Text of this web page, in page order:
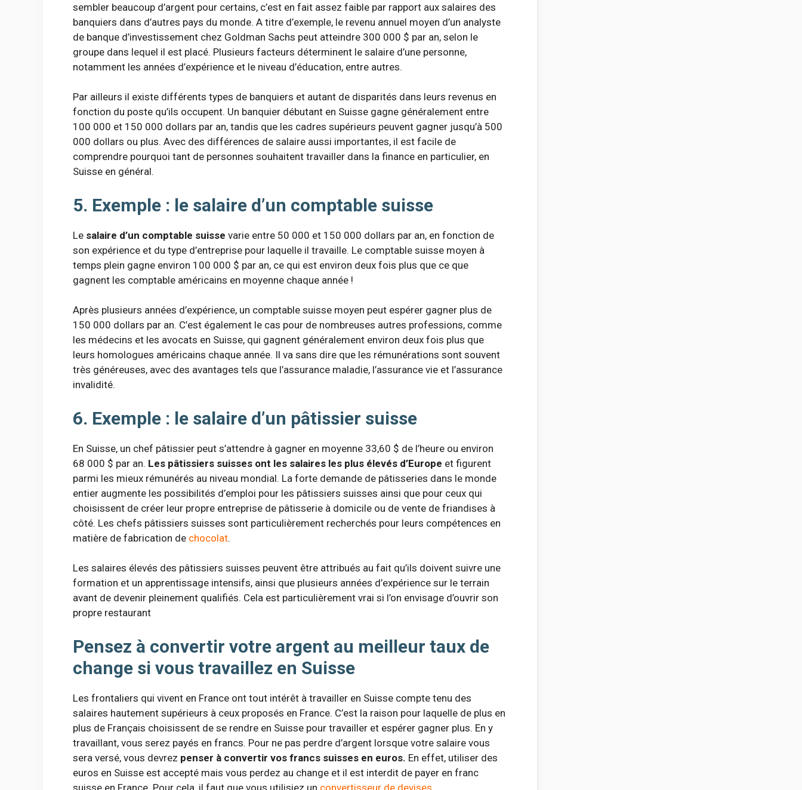
sembler beaucoup d’argent pour certains, c’est en fait assez faible par rapport aux salaires des
banquiers dans d’autres pays du monde. A titre d’exemple, le revenu annuel moyen d’un analyste
de banque d’investissement chez Goldman Sachs peut atteindre 300 000 $ par an, selon le
groupe dans lequel il est placé. Plusieurs facteurs déterminent le salaire d’une personne,
notamment les années d’expérience et le niveau d’éducation, entre autres.
Par ailleurs il existe différents types de banquiers et autant de disparités dans leurs revenus en
fonction du poste qu’ils occupent. Un banquier débutant en Suisse gagne généralement entre
100 000 et 150 000 dollars par an, tandis que les cadres supérieurs peuvent gagner jusqu’à 500
000 dollars ou plus. Avec des différences de salaire aussi importantes, il est facile de
comprendre pourquoi tant de personnes souhaitent travailler dans la finance en particulier, en
Suisse en général.
5. Exemple : le salaire d’un comptable suisse
Le salaire d’un comptable suisse varie entre 50 000 et 150 000 dollars par an, en fonction de
son expérience et du type d’entreprise pour laquelle il travaille. Le comptable suisse moyen à
temps plein gagne environ 100 000 $ par an, ce qui est environ deux fois plus que ce que
gagnent les comptable américains en moyenne chaque année !
Après plusieurs années d’expérience, un comptable suisse moyen peut espérer gagner plus de
150 000 dollars par an. C’est également le cas pour de nombreuses autres professions, comme
les médecins et les avocats en Suisse, qui gagnent généralement environ deux fois plus que
leurs homologues américains chaque année. Il va sans dire que les rémunérations sont souvent
très généreuses, avec des avantages tels que l’assurance maladie, l’assurance vie et l’assurance
invalidité.
6. Exemple : le salaire d’un pâtissier suisse
En Suisse, un chef pâtissier peut s’attendre à gagner en moyenne 33,60 $ de l’heure ou environ
68 000 $ par an. Les pâtissiers suisses ont les salaires les plus élevés d’Europe et figurent
parmi les mieux rémunérés au niveau mondial. La forte demande de pâtisseries dans le monde
entier augmente les possibilités d’emploi pour les pâtissiers suisses ainsi que pour ceux qui
choisissent de créer leur propre entreprise de pâtisserie à domicile ou de vente de friandises à
côté. Les chefs pâtissiers suisses sont particulièrement recherchés pour leurs compétences en
matière de fabrication de chocolat.
Les salaires élevés des pâtissiers suisses peuvent être attribués au fait qu’ils doivent suivre une
formation et un apprentissage intensifs, ainsi que plusieurs années d’expérience sur le terrain
avant de devenir pleinement qualifiés. Cela est particulièrement vrai si l’on envisage d’ouvrir son
propre restaurant
Pensez à convertir votre argent au meilleur taux de
change si vous travaillez en Suisse
Les frontaliers qui vivent en France ont tout intérêt à travailler en Suisse compte tenu des
salaires hautement supérieurs à ceux proposés en France. C’est la raison pour laquelle de plus en
plus de Français choisissent de se rendre en Suisse pour travailler et espérer gagner plus. En y
travaillant, vous serez payés en francs. Pour ne pas perdre d’argent lorsque votre salaire vous
sera versé, vous devrez penser à convertir vos francs suisses en euros. En effet, utiliser des
euros en Suisse est accepté mais vous perdez au change et il est interdit de payer en franc
suisse en France. Pour cela, il faut que vous utilisiez un convertisseur de devises